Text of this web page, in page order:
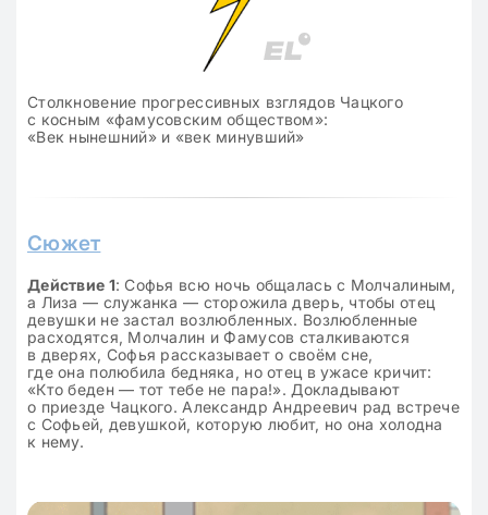
Столкновение прогрессивных взглядов Чацкого
с косным «фамусовским обществом»:
«Век нынешний» и «век минувший»
Сюжет
Действие 1: Софья всю ночь общалась с Молчалиным,
а Лиза — служанка — сторожила дверь, чтобы отец
девушки не застал возлюбленных. Возлюбленные
расходятся, Молчалин и Фамусов сталкиваются
в дверях, Софья рассказывает о своём сне,
где она полюбила бедняка, но отец в ужасе кричит:
«Кто беден — тот тебе не пара!». Докладывают
о приезде Чацкого. Александр Андреевич рад встрече
с Софьей, девушкой, которую любит, но она холодна
к нему.